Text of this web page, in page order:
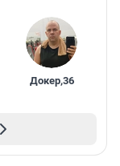
Докер,36